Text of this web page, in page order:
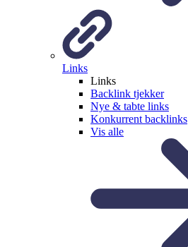
Links
Links
Backlink tjekker
Nye & tabte links
Konkurrent backlinks
Vis alle